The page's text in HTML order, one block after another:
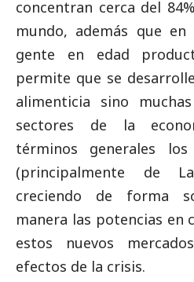
concentran cerca del
mundo, además que
gente en edad
permite que se
alimenticia sino
sectores de la
términos generales los
(principalmente de
creciendo de forma
manera las potencias en
estos nuevos
efectos de la crisis.